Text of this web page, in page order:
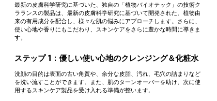
最新の皮膚科学研究に基づいた、独自の「植物バイオテック」の技術ク
ラランスの製品は、最新の皮膚科学研究に基づいて開発された、植物由
来の有用成分を配合し、様々な肌の悩みにアプローチします。さらに、
使い心地や香りにもこだわり、スキンケアをさらに豊かな時間に導きま
す。
ステップ 1：優しい使い心地のクレンジング＆化粧水
洗顔の目的は表面の古い角質や、余分な皮脂、汚れ、毛穴の詰まりなど
を洗い流すことができます。また、肌のターンオーバーを助け、次に使
用するスキンケア製品を受け入れる準備が整います。